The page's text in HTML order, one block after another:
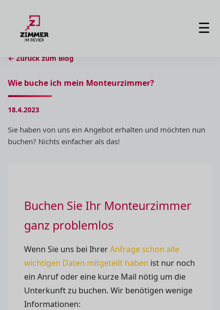
☰
← Zurück zum Blog
Wie buche ich mein Monteurzimmer?
18.4.2023
Sie haben von uns ein Angebot erhalten und möchten nun
buchen? Nichts einfacher als das!
Buchen Sie Ihr Monteurzimmer
ganz problemlos
Wenn Sie uns bei IhrerAnfrage schon alle
wichtigen Daten mitgeteilt haben ist nur noch
ein Anruf oder eine kurze Mail nötig um die
Unterkunft zu buchen. Wir benötigen wenige
Informationen: